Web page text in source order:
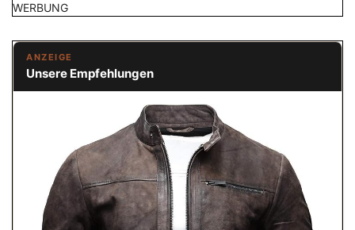
WERBUNG
ANZEIGE
Unsere Empfehlungen